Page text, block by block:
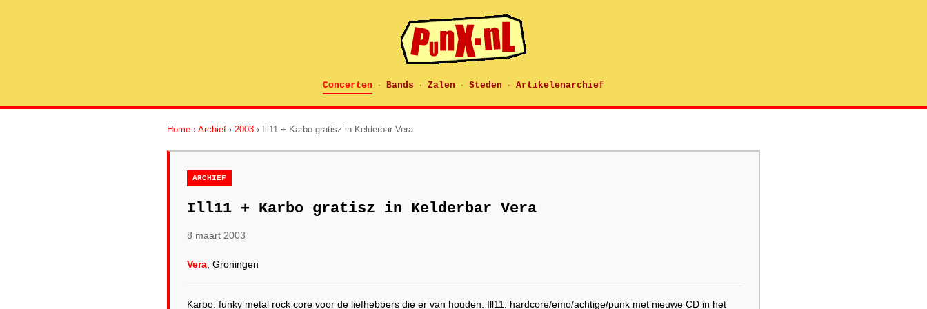
Concerten · Bands · Zalen · Steden · Artikelenarchief
Home › Archief › 2003 › Ill11 + Karbo gratisz in Kelderbar Vera
ARCHIEF
Ill11 + Karbo gratisz in Kelderbar Vera
8 maart 2003
Vera , Groningen
Karbo: funky metal rock core voor de liefhebbers die er van houden. Ill11: hardcore/emo/achtige/punk met nieuwe CD in het